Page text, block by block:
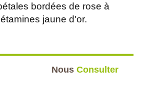
bordées de rose à
jaune d'or.
Nous Consulter